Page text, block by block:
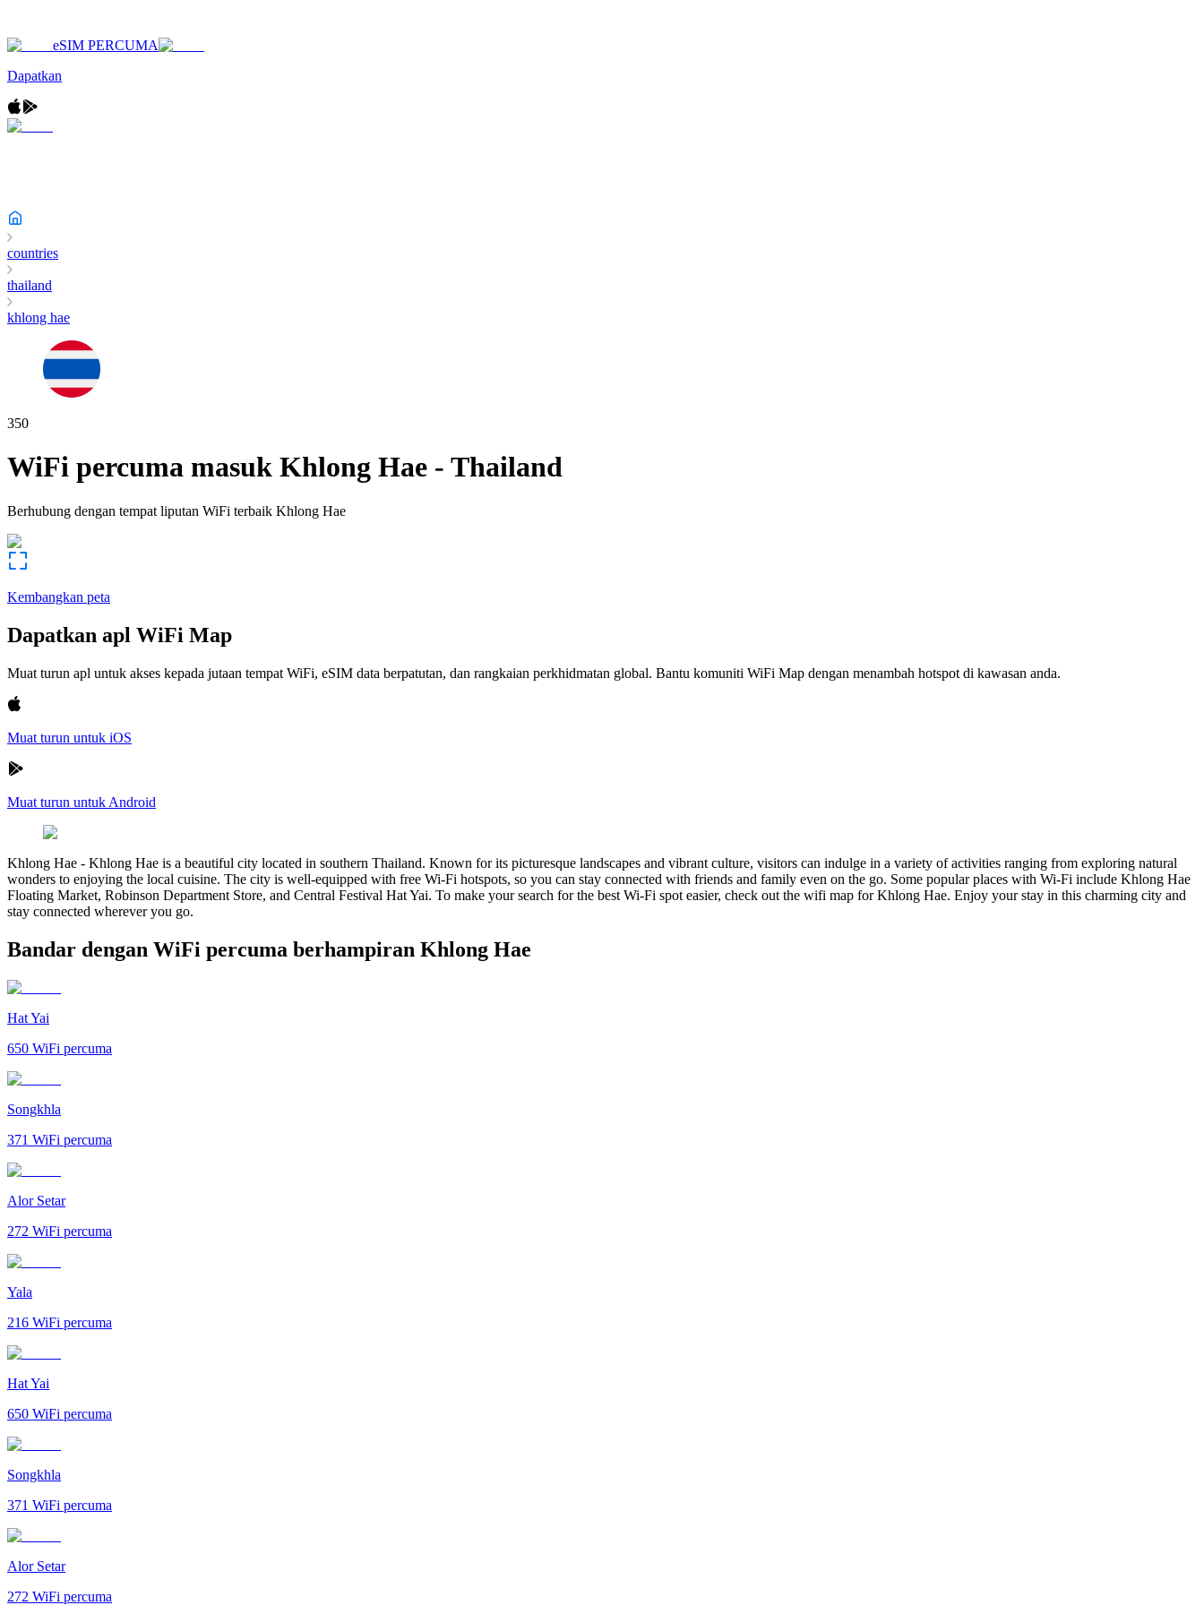
eSIM PERCUMA
Dapatkan
countries
thailand
khlong hae
350
WiFi percuma masuk Khlong Hae - Thailand
Berhubung dengan tempat liputan WiFi terbaik Khlong Hae
Kembangkan peta
Dapatkan apl WiFi Map
Muat turun apl untuk akses kepada jutaan tempat WiFi, eSIM data berpatutan, dan rangkaian perkhidmatan global. Bantu komuniti WiFi Map dengan menambah hotspot di kawasan anda.
Muat turun untuk iOS
Muat turun untuk Android
Khlong Hae - Khlong Hae is a beautiful city located in southern Thailand. Known for its picturesque landscapes and vibrant culture, visitors can indulge in a variety of activities ranging from exploring natural
wonders to enjoying the local cuisine. The city is well-equipped with free Wi-Fi hotspots, so you can stay connected with friends and family even on the go. Some popular places with Wi-Fi include Khlong Hae
Floating Market, Robinson Department Store, and Central Festival Hat Yai. To make your search for the best Wi-Fi spot easier, check out the wifi map for Khlong Hae. Enjoy your stay in this charming city and
stay connected wherever you go.
Bandar dengan WiFi percuma berhampiran Khlong Hae
Hat Yai
650 WiFi percuma
Songkhla
371 WiFi percuma
Alor Setar
272 WiFi percuma
Yala
216 WiFi percuma
Hat Yai
650 WiFi percuma
Songkhla
371 WiFi percuma
Alor Setar
272 WiFi percuma